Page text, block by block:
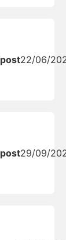
post22/06/
post29/09/